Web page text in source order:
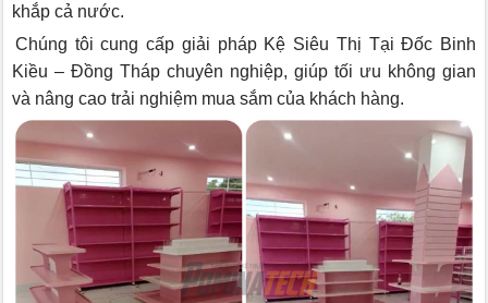
khắp cả nước.
Chúng tôi cung cấp giải pháp Kệ Siêu Thị Tại Đốc Binh
Kiều – Đồng Tháp chuyên nghiệp, giúp tối ưu không gian
và nâng cao trải nghiệm mua sắm của khách hàng.